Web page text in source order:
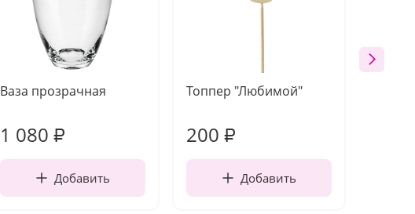
Ваза прозрачная
1 080 ₽
Добавить
Топпер "Любимой"
200 ₽
Добавить